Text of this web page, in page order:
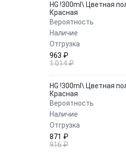
HG !300ml\ Цветная
Красная
Вероятность
Наличие
Отгрузка
963 ₽
1 014 ₽
HG !300ml\ Цветная
Красная
Вероятность
Наличие
Отгрузка
871 ₽
916 ₽